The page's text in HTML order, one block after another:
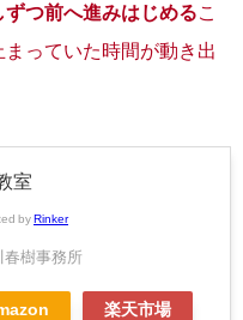
つ前へ進みはじめる こ
っていた時間が動き出
室
by Rinker
春樹事務所
楽天市場